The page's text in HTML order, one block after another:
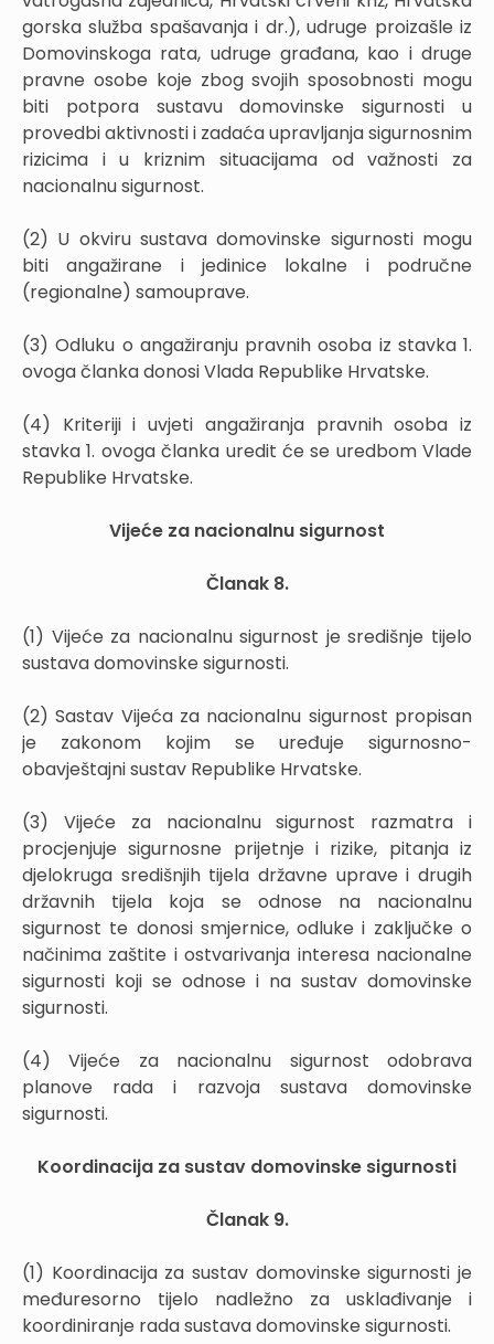
gorska služba spašavanja i dr.), udruge proizašle iz
Domovinskoga rata, udruge građana, kao i druge
pravne osobe koje zbog svojih sposobnosti mogu
biti potpora sustavu domovinske sigurnosti u
provedbi aktivnosti i zadaća upravljanja sigurnosnim
rizicima i u kriznim situacijama od važnosti za
nacionalnu sigurnost.
(2) U okviru sustava domovinske sigurnosti mogu
biti angažirane i jedinice lokalne i područne
(regionalne) samouprave.
(3) Odluku o angažiranju pravnih osoba iz stavka 1.
ovoga članka donosi Vlada Republike Hrvatske.
(4) Kriteriji i uvjeti angažiranja pravnih osoba iz
stavka 1. ovoga članka uredit će se uredbom Vlade
Republike Hrvatske.
Vijeće za nacionalnu sigurnost
Članak 8.
(1) Vijeće za nacionalnu sigurnost je središnje tijelo
sustava domovinske sigurnosti.
(2) Sastav Vijeća za nacionalnu sigurnost propisan
je zakonom kojim se uređuje sigurnosno-
obavještajni sustav Republike Hrvatske.
(3) Vijeće za nacionalnu sigurnost razmatra i
procjenjuje sigurnosne prijetnje i rizike, pitanja iz
djelokruga središnjih tijela državne uprave i drugih
državnih tijela koja se odnose na nacionalnu
sigurnost te donosi smjernice, odluke i zaključke o
načinima zaštite i ostvarivanja interesa nacionalne
sigurnosti koji se odnose i na sustav domovinske
sigurnosti.
(4) Vijeće za nacionalnu sigurnost odobrava
planove rada i razvoja sustava domovinske
sigurnosti.
Koordinacija za sustav domovinske sigurnosti
Članak 9.
(1) Koordinacija za sustav domovinske sigurnosti je
međuresorno tijelo nadležno za usklađivanje i
koordiniranje rada sustava domovinske sigurnosti.